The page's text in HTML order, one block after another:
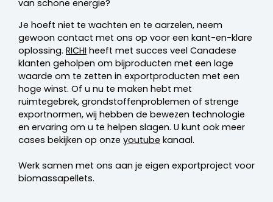
van schone energie?
Je hoeft niet te wachten en te aarzelen, neem
gewoon contact met ons op voor een kant-en-klare
oplossing. RICHI heeft met succes veel Canadese
klanten geholpen om bijproducten met een lage
waarde om te zetten in exportproducten met een
hoge winst. Of u nu te maken hebt met
ruimtegebrek, grondstoffenproblemen of strenge
exportnormen, wij hebben de bewezen technologie
en ervaring om u te helpen slagen. U kunt ook meer
cases bekijken op onze youtube kanaal.
Werk samen met ons aan je eigen exportproject voor
biomassapellets.